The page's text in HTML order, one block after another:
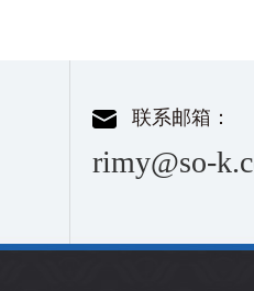
联系邮箱：
rimy@so-